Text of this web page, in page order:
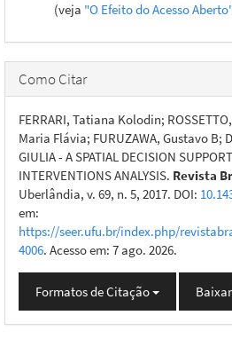
(veja "O Efeito do Acesso
Como Citar
FERRARI, Tatiana Kolodin;
Maria Flávia; FURUZAWA, Gustavo B;
GIULIA - A SPATIAL DECISION
INTERVENTIONS ANALYSIS. Revista
Uberlândia, v. 69, n. 5, 2017. DOI:
em:
https://seer.ufu.br/index.php/
4006. Acesso em: 7 ago. 2026.
Formatos de Citação